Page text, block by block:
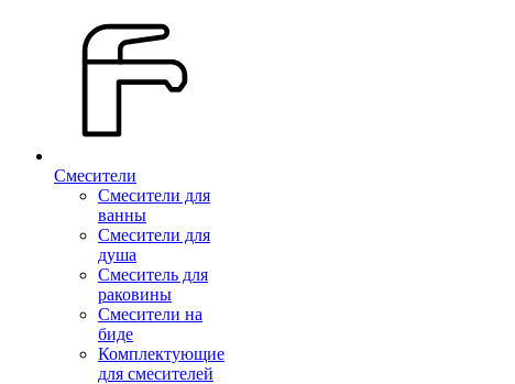
Смесители
Смесители для
ванны
Смесители для
душа
Смеситель для
раковины
Смесители на
биде
Комплектующие
для смесителей